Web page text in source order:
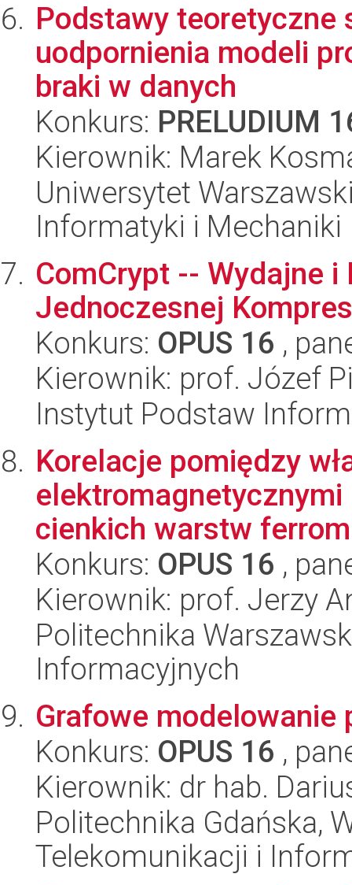
Podstawy teoretyczne
uodpornienia modeli
braki w danych
Konkurs: PRELUDIUM
Kierownik: Marek
Uniwersytet
Informatyki i Mechaniki
ComCrypt -- Wydajne
Jednoczesnej
Konkurs: OPUS 16 ,
Kierownik: prof. Józef
Instytut Podstaw
Korelacje pomiędzy
cienkich warstw
Konkurs: OPUS 16 ,
Kierownik: prof. Jerzy
Politechnika
Informacyjnych
Grafowe
Konkurs: OPUS 16 ,
Kierownik: dr hab.
Politechnika Gdańska,
Telekomunikacji i